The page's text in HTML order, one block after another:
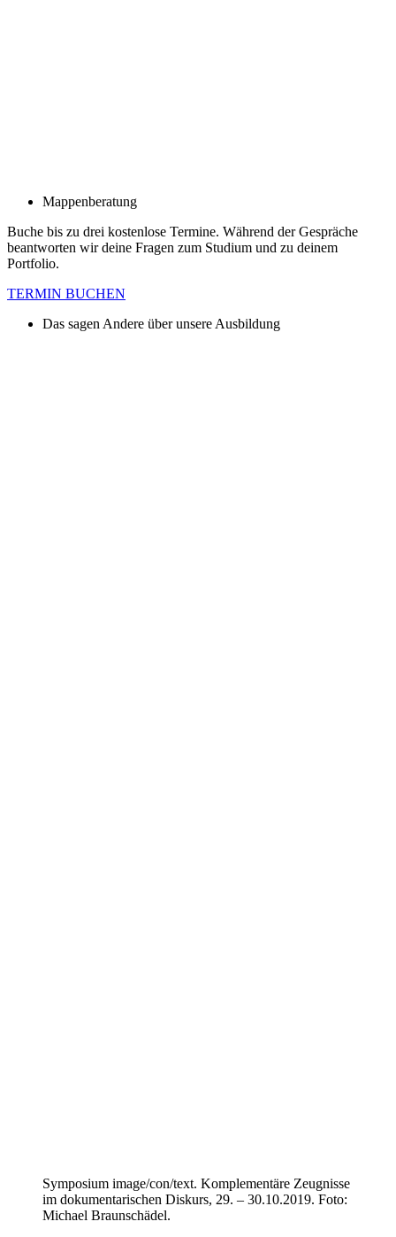
Mappenberatung
Buche bis zu drei kostenlose Termine. Während der Gespräche
beantworten wir deine Fragen zum Studium und zu deinem
Portfolio.
TERMIN BUCHEN
Das sagen Andere über unsere Ausbildung
Symposium image/con/text. Komplementäre Zeugnisse
im dokumentarischen Diskurs, 29. – 30.10.2019. Foto:
Michael Braunschädel.